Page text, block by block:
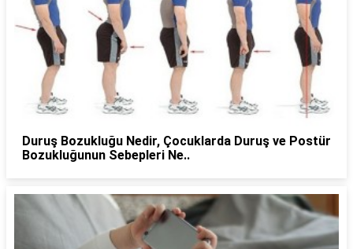
Duruş Bozukluğu Nedir, Çocuklarda Duruş ve Postür
Bozukluğunun Sebepleri Ne..